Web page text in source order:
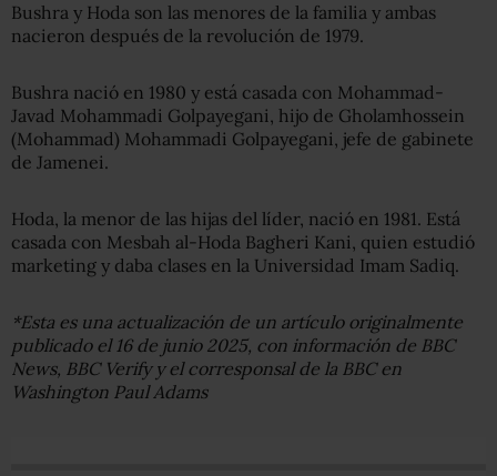
Bushra y Hoda son las menores de la familia y ambas
nacieron después de la revolución de 1979.
Bushra nació en 1980 y está casada con Mohammad-
Javad Mohammadi Golpayegani, hijo de Gholamhossein
(Mohammad) Mohammadi Golpayegani, jefe de gabinete
de Jamenei.
Hoda, la menor de las hijas del líder, nació en 1981. Está
casada con Mesbah al-Hoda Bagheri Kani, quien estudió
marketing y daba clases en la Universidad Imam Sadiq.
*Esta es una actualización de un artículo originalmente
publicado el 16 de junio 2025, con información de BBC
News, BBC Verify y el corresponsal de la BBC en
Washington Paul Adams